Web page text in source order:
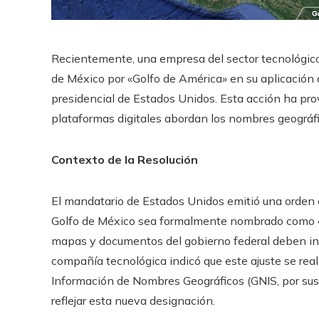
Recientemente, una empresa del sector
de México por «Golfo de América» en su
presidencial de Estados Unidos. Esta acción ha
plataformas digitales abordan los nombres
Contexto de la Resolución
El mandatario de Estados Unidos emitió una
Golfo de México sea formalmente nombrado
mapas y documentos del gobierno federal deben
compañía tecnológica indicó que este ajuste se
Información de Nombres Geográficos (GNIS, por
reflejar esta nueva designación.